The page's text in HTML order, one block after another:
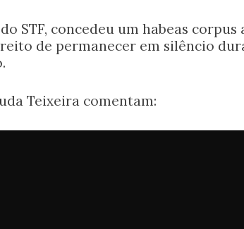
STF, concedeu um habeas corpus
de permanecer em silêncio
Teixeira comentam: